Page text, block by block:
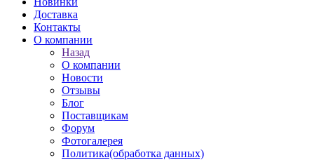
Доставка
Контакты
О компании
Назад
О компании
Новости
Отзывы
Блог
Поставщикам
Форум
Фотогалерея
Политика(обработка данных)